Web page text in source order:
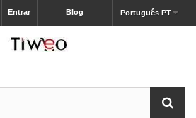
Português PT
Blog
Entrar